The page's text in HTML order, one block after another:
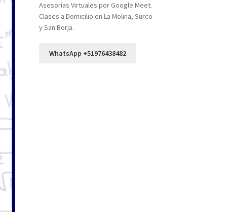
Asesorías Virtuales por Google Meet.
Clases a Domicilio en La Molina, Surco
y San Borja.
WhatsApp +51976438482